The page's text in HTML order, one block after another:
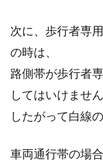
次に、歩行者専
の時は、
路側帯が歩行者
してはいけません
したがって白線
車両通行帯の場